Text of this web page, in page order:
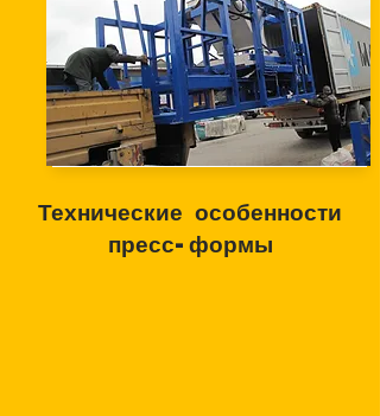
Технические особенности
пресс-формы